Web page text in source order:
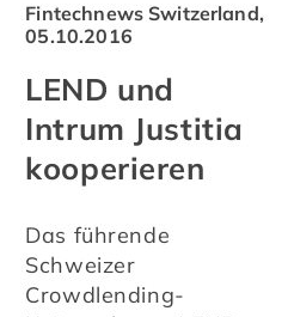
Fintechnews Switzerland,
05.10.2016
LEND und
Intrum Justitia
kooperieren
Das führende
Schweizer
Crowdlending-